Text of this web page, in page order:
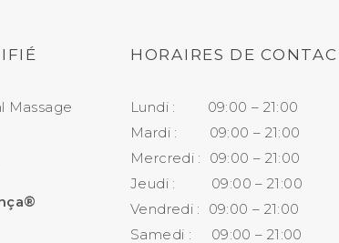
Massage
HORAIRES DE
Lundi : 09:00 – 21:00
Mardi : 09:00 – 21:00
Mercredi : 09:00 – 21:00
Jeudi : 09:00 – 21:00
Vendredi : 09:00 – 21:00
Samedi : 09:00 – 21:00